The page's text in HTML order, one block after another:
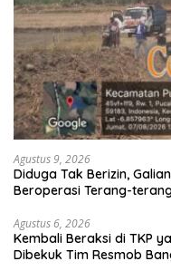
Agustus 9, 2026
Diduga Tak Berizin,
Beroperasi Terang-
Agustus 6, 2026
Kembali Beraksi di TKP
Dibekuk Tim Resmob